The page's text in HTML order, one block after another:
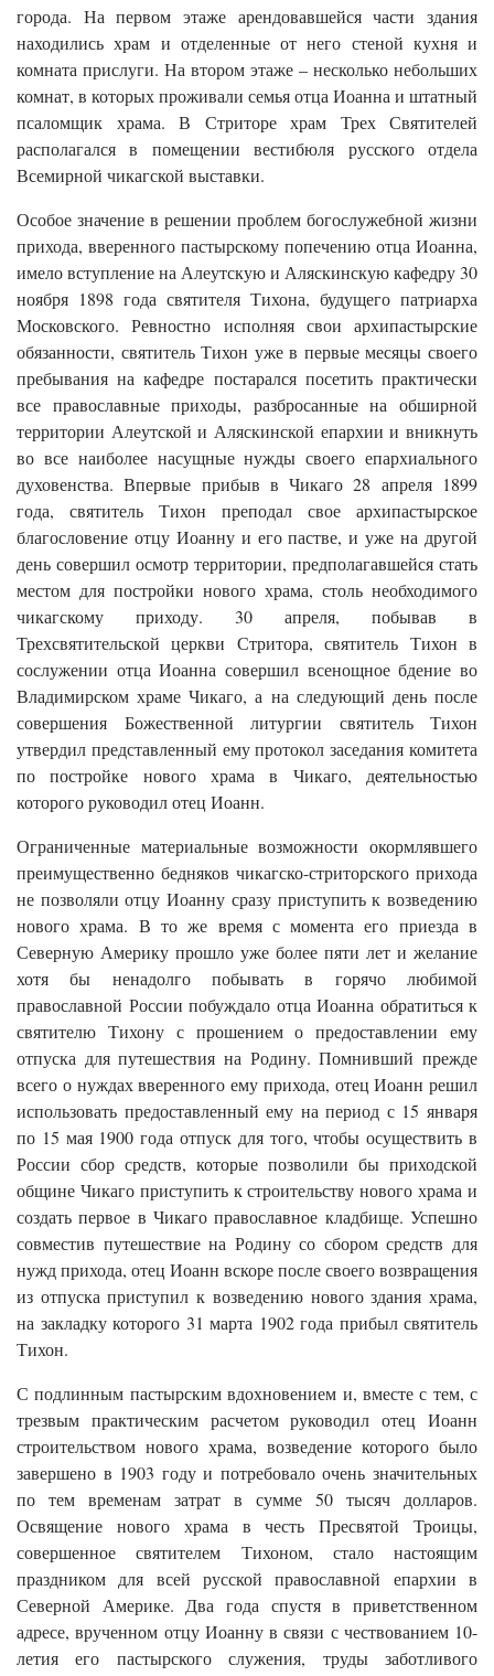
города. На первом этаже арендовавшейся части здания
находились храм и отделенные от него стеной кухня и
комната прислуги. На втором этаже – несколько небольших
комнат, в которых проживали семья отца Иоанна и штатный
псаломщик храма. В Стриторе храм Трех Святителей
располагался в помещении вестибюля русского отдела
Всемирной чикагской выставки.
Особое значение в решении проблем богослужебной жизни
прихода, вверенного пастырскому попечению отца Иоанна,
имело вступление на Алеутскую и Аляскинскую кафедру 30
ноября 1898 года святителя Тихона, будущего патриарха
Московского. Ревностно исполняя свои архипастырские
обязанности, святитель Тихон уже в первые месяцы своего
пребывания на кафедре постарался посетить практически
все православные приходы, разбросанные на обширной
территории Алеутской и Аляскинской епархии и вникнуть
во все наиболее насущные нужды своего епархиального
духовенства. Впервые прибыв в Чикаго 28 апреля 1899
года, святитель Тихон преподал свое архипастырское
благословение отцу Иоанну и его пастве, и уже на другой
день совершил осмотр территории, предполагавшейся стать
местом для постройки нового храма, столь необходимого
чикагскому приходу. 30 апреля, побывав в
Трехсвятительской церкви Стритора, святитель Тихон в
сослужении отца Иоанна совершил всенощное бдение во
Владимирском храме Чикаго, а на следующий день после
совершения Божественной литургии святитель Тихон
утвердил представленный ему протокол заседания комитета
по постройке нового храма в Чикаго, деятельностью
которого руководил отец Иоанн.
Ограниченные материальные возможности окормлявшего
преимущественно бедняков чикагско-стриторского прихода
не позволяли отцу Иоанну сразу приступить к возведению
нового храма. В то же время с момента его приезда в
Северную Америку прошло уже более пяти лет и желание
хотя бы ненадолго побывать в горячо любимой
православной России побуждало отца Иоанна обратиться к
святителю Тихону с прошением о предоставлении ему
отпуска для путешествия на Родину. Помнивший прежде
всего о нуждах вверенного ему прихода, отец Иоанн решил
использовать предоставленный ему на период с 15 января
по 15 мая 1900 года отпуск для того, чтобы осуществить в
России сбор средств, которые позволили бы приходской
общине Чикаго приступить к строительству нового храма и
создать первое в Чикаго православное кладбище. Успешно
совместив путешествие на Родину со сбором средств для
нужд прихода, отец Иоанн вскоре после своего возвращения
из отпуска приступил к возведению нового здания храма,
на закладку которого 31 марта 1902 года прибыл святитель
Тихон.
С подлинным пастырским вдохновением и, вместе с тем, с
трезвым практическим расчетом руководил отец Иоанн
строительством нового храма, возведение которого было
завершено в 1903 году и потребовало очень значительных
по тем временам затрат в сумме 50 тысяч долларов.
Освящение нового храма в честь Пресвятой Троицы,
совершенное святителем Тихоном, стало настоящим
праздником для всей русской православной епархии в
Северной Америке. Два года спустя в приветственном
адресе, врученном отцу Иоанну в связи с чествованием 10-
летия его пастырского служения, труды заботливого